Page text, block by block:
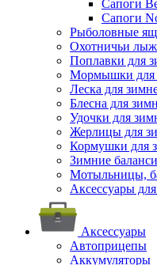
Сапоги
Сапоги
Рыболовные
Охотничьи
Поплавки для
Мормышки для
Леска для
Блесна для
Удочки для
Жерлицы для
Кормушки для
Зимние
Мотыльницы,
Аксессуары
Аксессуары
Автоприцепы
Аккумуляторы